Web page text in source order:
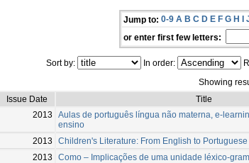
Jump to: 0-9 A B C D E F G H I
or enter first few letters:
Sort by: In order:
Showing
Issue Date
Title
2013
Aulas de português língua não materna, e-
ensino
2013
Children's Literature: From English to Portuguese
2013
Como – Implicações de uma unidade léxico-